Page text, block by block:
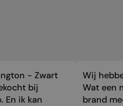
- Zwart
bij
En ik kan
Wij
Wat een
brand